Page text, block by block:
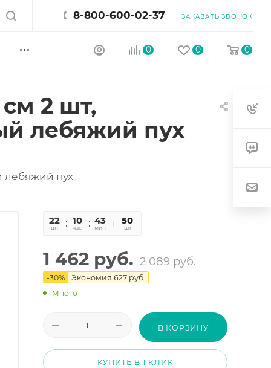
8-800-600-02-37 ЗАКАЗАТЬ ЗВОНОК
0 0 0
2 шт,
лебяжий пух
лебяжий пух
22
дн
10
час
43
мин
45
сек
50
шт
1 462 руб. 2 089руб.
-30% Экономия 627 руб.
Много
В КОРЗИНУ
КУПИТЬ В 1 КЛИК